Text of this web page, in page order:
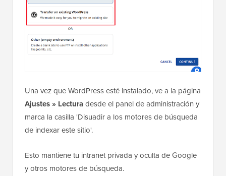
Una vez que WordPress esté instalado, ve a la página
Ajustes » Lecturadesde el panel de administración y
marca la casilla 'Disuadir a los motores de búsqueda
de indexar este sitio'.
Esto mantiene tu intranet privada y oculta de Google
y otros motores de búsqueda.